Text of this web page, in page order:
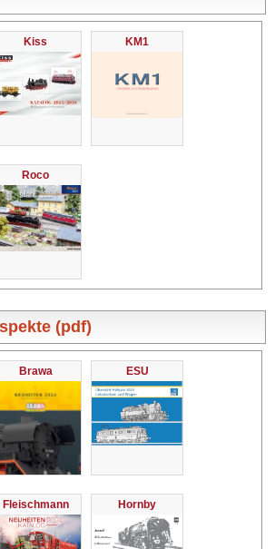
Kiss KM1
Roco
(pdf)
Brawa ESU
Fleischmann Hornby